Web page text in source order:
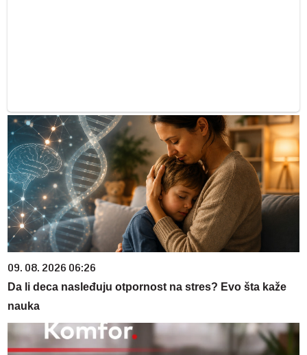
09. 08. 2026 06:26
Da li deca nasleđuju otpornost na stres? Evo šta kaže
nauka